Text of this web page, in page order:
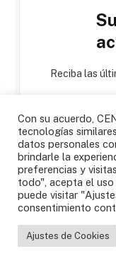
Reciba las
Al
nuestro
Con su acuerdo,
tecnologías
datos personales
brindarle la
preferencias y
todo", acepta el uso
puede visitar
consentimiento
Ajustes de Cookies